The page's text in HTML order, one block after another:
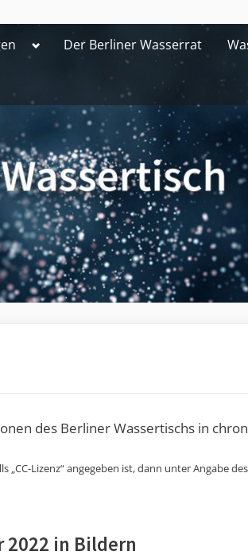
ToggleDer Berliner Wasserrat
des Berliner Wassertischs in
Lizenz“ angegeben ist, dann unter Angabe
2022 in Bildern